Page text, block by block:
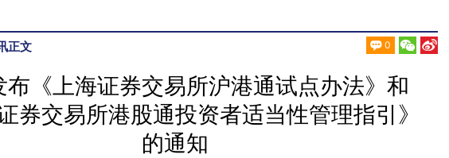
正文 0
布《上海证券交易所沪港通试点办法》和
证券交易所港股通投资者适当性管理指引》
的通知